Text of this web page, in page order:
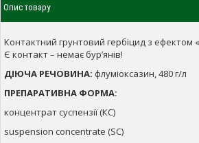
Опис товару
Контактний грунтовий гербіцид з ефектом
Є контакт – немає бур’янів!
ДІЮЧА РЕЧОВИНА: флуміоксазин, 480 г/л
ПРЕПАРАТИВНА ФОРМА:
концентрат суспензії (КС)
suspension concentrate (SC)